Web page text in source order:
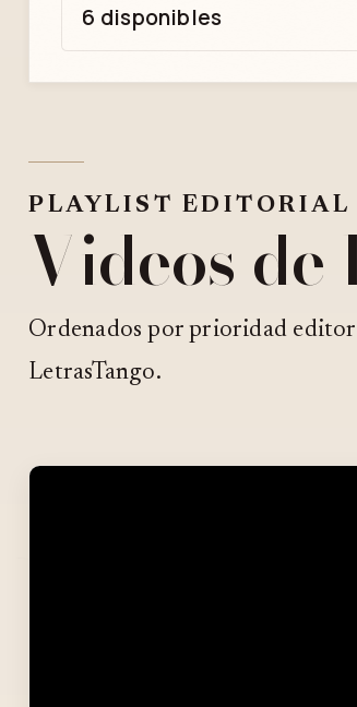
6 disponibles
PLAYLIST EDITORIAL
Videos de
Ordenados por prioridad
LetrasTango.